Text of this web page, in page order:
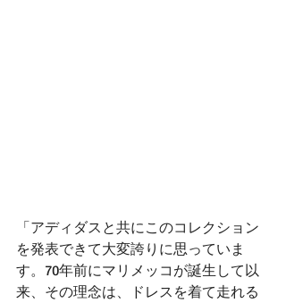
「アディダスと共にこのコレクション
を発表できて大変誇りに思っていま
す。70年前にマリメッコが誕生して以
来、その理念は、ドレスを着て走れる